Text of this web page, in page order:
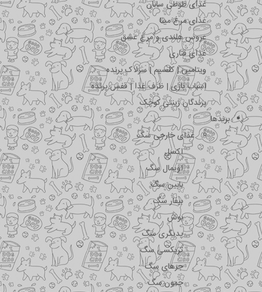
غذای طوطی سانان
غذای مرغ مینا
عروس هلندی و مرغ عشق
غذای قناری
ویتامین | کلسیم | سرلاک پرنده
اسباب بازی | ظرف غذا | قفس پرنده
پرندگان زینتی کوچک
برندها
غذای خارجی سگ
اکسل
اویمال سگ
بابین سگ
بیفار سگ
بوش
پدیگری سگ
تریکسی سگ
جرهای سگ
جمون سگ